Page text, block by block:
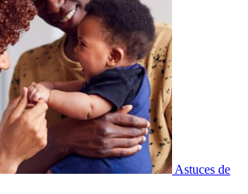
Astuces de